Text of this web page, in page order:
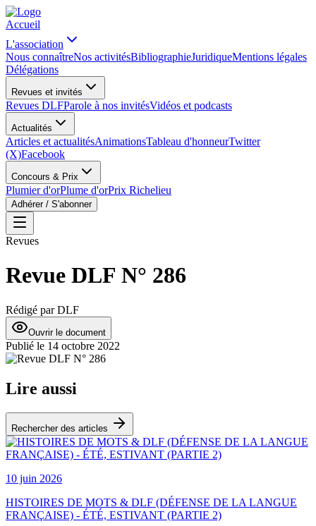
Accueil
L'association
Nous connaîtreNos activitésBibliographieJuridiqueMentions légales
Délégations
Revues et invités
Revues DLFParole à nos invitésVidéos et podcasts
Actualités
Articles et actualitésAnimationsTableau d'honneurTwitter
(X)Facebook
Concours & Prix
Plumier d'orPlume d'orPrix Richelieu
Adhérer / S'abonner
Revues
Revue DLF N° 286
Rédigé parDLF
Ouvrir le document
Publié le 14 octobre 2022
Lire aussi
Rechercher des articles
10 juin 2026
HISTOIRES DE MOTS & DLF (DÉFENSE DE LA LANGUE
FRANÇAISE) - ÉTÉ, ESTIVANT (PARTIE 2)